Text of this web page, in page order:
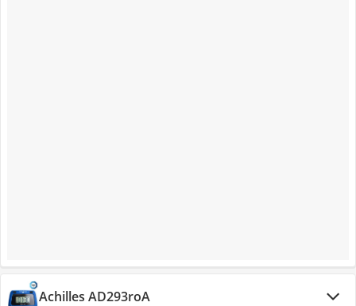
Achilles AD293roA